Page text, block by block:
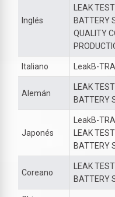
Inglés
LEAK
BATTERY
QUALITY
Italiano LeakB-
Alemán
LEAK
BATTERY
Japonés
LeakB-
LEAK
BATTERY
Coreano
LEAK
BATTERY